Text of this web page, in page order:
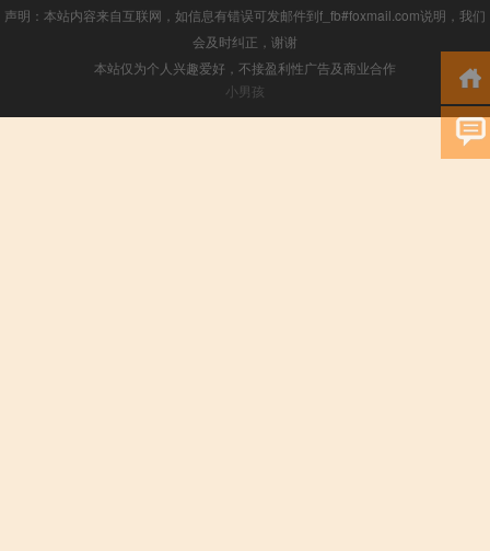
声明：本站内容来自互联网，如信息有错误可发邮件到f_fb#foxmail.com说明，我们
会及时纠正，谢谢
本站仅为个人兴趣爱好，不接盈利性广告及商业合作
小男孩